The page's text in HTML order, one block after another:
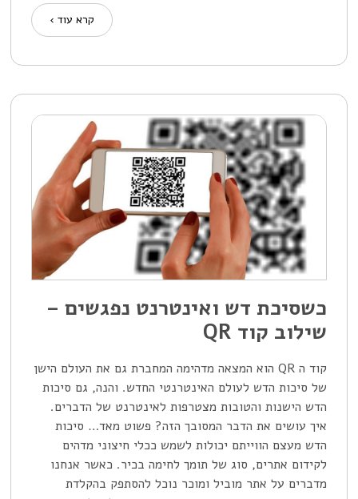
קרא עוד ›
כשסיכת דש ואינטרנט נפגשים –
שילוב קוד QR
קוד ה QR הוא המצאה מדהימה המחברת גם את העולם הישן
של סיכות הדש לעולם האינטרנטי החדש. והנה, גם סיכות
הדש הישנות והטובות מצטרפות לאינטרנט של הדברים.
איך עושים את הדבר המסובך הזה? פשוט מאד… סיכות
הדש מעצם הווייתם יכולות לשמש ככלי חיצוני מדהים
לקידום אתרים, סוג של תומך לחימה בכיר. כאשר אנחנו
מדברים על אתר מוביל ומוכר נוכל להסתפק בהקלדת